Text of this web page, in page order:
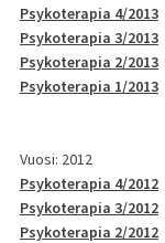
Psykoterapia 4/2013
Psykoterapia 3/2013
Psykoterapia 2/2013
Psykoterapia 1/2013
Vuosi: 2012
Psykoterapia 4/2012
Psykoterapia 3/2012
Psykoterapia 2/2012